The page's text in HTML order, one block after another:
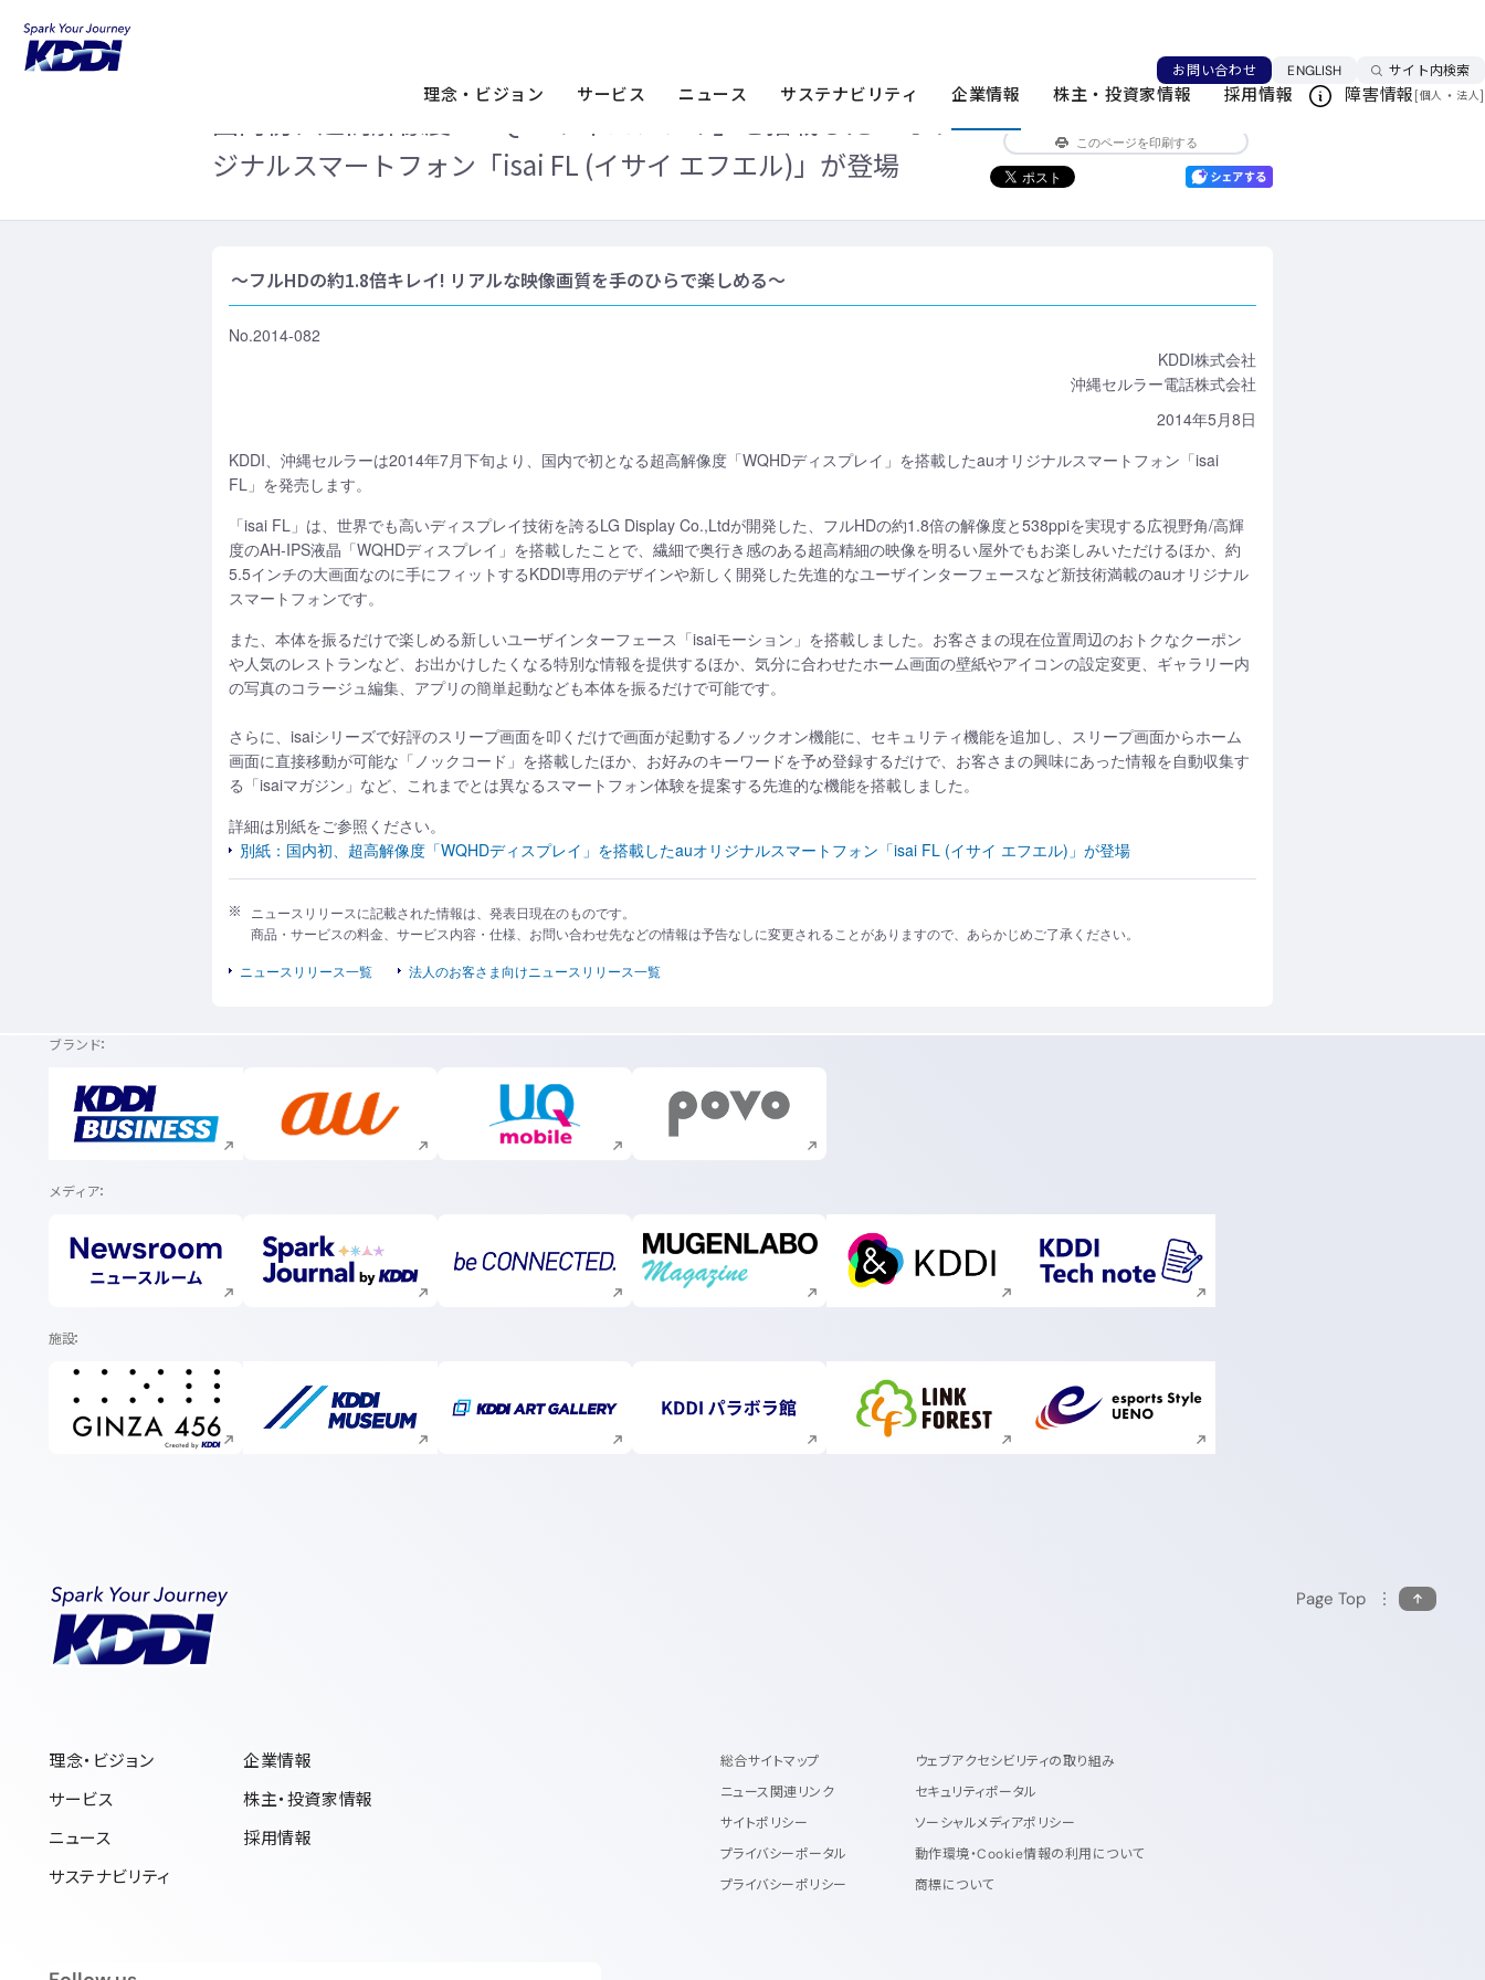
お問い合わせ ENGLISH言語を切り替える
サイト内検索
理念・ビジョン サービス ニュース サステナビリティ 企業情報 株主・投資家情報 採用情報 障害情報[個人 ・ 法人]
国内初、超高解像度「WQHDディスプレイ」を搭載したauオリ
ジナルスマートフォン「isai FL (イサイ エフエル)」が登場
このページを印刷する
～フルHDの約1.8倍キレイ! リアルな映像画質を手のひらで楽しめる～
No.2014-082
KDDI株式会社
沖縄セルラー電話株式会社
2014年5月8日
KDDI、沖縄セルラーは2014年7月下旬より、国内で初となる超高解像度「WQHDディスプレイ」を搭載したauオリジナルスマートフォン「isai
FL」を発売します。
「isai FL」は、世界でも高いディスプレイ技術を誇るLG Display Co.,Ltdが開発した、フルHDの約1.8倍の解像度と538ppiを実現する広視野角/高輝
度のAH-IPS液晶「WQHDディスプレイ」を搭載したことで、繊細で奥行き感のある超高精細の映像を明るい屋外でもお楽しみいただけるほか、約
5.5インチの大画面なのに手にフィットするKDDI専用のデザインや新しく開発した先進的なユーザインターフェースなど新技術満載のauオリジナル
スマートフォンです。
また、本体を振るだけで楽しめる新しいユーザインターフェース「isaiモーション」を搭載しました。お客さまの現在位置周辺のおトクなクーポン
や人気のレストランなど、お出かけしたくなる特別な情報を提供するほか、気分に合わせたホーム画面の壁紙やアイコンの設定変更、ギャラリー内
の写真のコラージュ編集、アプリの簡単起動なども本体を振るだけで可能です。
さらに、isaiシリーズで好評のスリープ画面を叩くだけで画面が起動するノックオン機能に、セキュリティ機能を追加し、スリープ画面からホーム
画面に直接移動が可能な「ノックコード」を搭載したほか、お好みのキーワードを予め登録するだけで、お客さまの興味にあった情報を自動収集す
る「isaiマガジン」など、これまでとは異なるスマートフォン体験を提案する先進的な機能を搭載しました。
詳細は別紙をご参照ください。
別紙：国内初、超高解像度「WQHDディスプレイ」を搭載したauオリジナルスマートフォン「isai FL (イサイ エフエル)」が登場
ニュースリリースに記載された情報は、発表日現在のものです。
商品・サービスの料金、サービス内容・仕様、お問い合わせ先などの情報は予告なしに変更されることがありますので、あらかじめご了承ください。
ニュースリリース一覧
法人のお客さま向けニュースリリース一覧
ブランド
新規ウィンドウで開く 新規ウィンドウで開く 新規ウィンドウで開く 新規ウィンドウで開く
メディア
新規ウィンドウで開く 新規ウィンドウで開く 新規ウィンドウで開く 新規ウィンドウで開く 新規ウィンドウで開く 新規ウィンドウで開く
施設
新規ウィンドウで開く 新規ウィンドウで開く 新規ウィンドウで開く 新規ウィンドウで開く 新規ウィンドウで開く 新規ウィンドウで開く
理念・ビジョン
サービス
ニュース
サステナビリティ
企業情報
株主・投資家情報
採用情報
総合サイトマップ
ニュース関連リンク
サイトポリシー
プライバシーポータル
プライバシーポリシー
ウェブアクセシビリティの取り組み
セキュリティポータル
ソーシャルメディアポリシー
動作環境・Cookie情報の利用について
商標について
Page Top